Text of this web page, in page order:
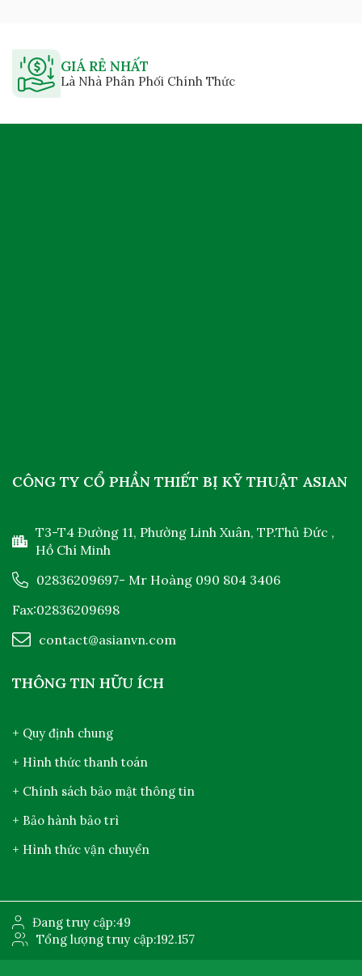
GIÁ RẺ NHẤT
Là Nhà Phân Phối Chính Thức
CÔNG TY CỔ PHẦN THIẾT BỊ KỸ THUẬT ASIAN
T3-T4 Đường 11, Phường Linh Xuân, TP.Thủ Đức ,
Hồ Chí Minh
02836209697- Mr Hoàng 090 804 3406
Fax:02836209698
contact@asianvn.com
THÔNG TIN HỮU ÍCH
+ Quy định chung
+ Hình thức thanh toán
+ Chính sách bảo mật thông tin
+ Bảo hành bảo trì
+ Hình thức vận chuyển
Đang truy cập:49
Tổng lượng truy cập:192.157